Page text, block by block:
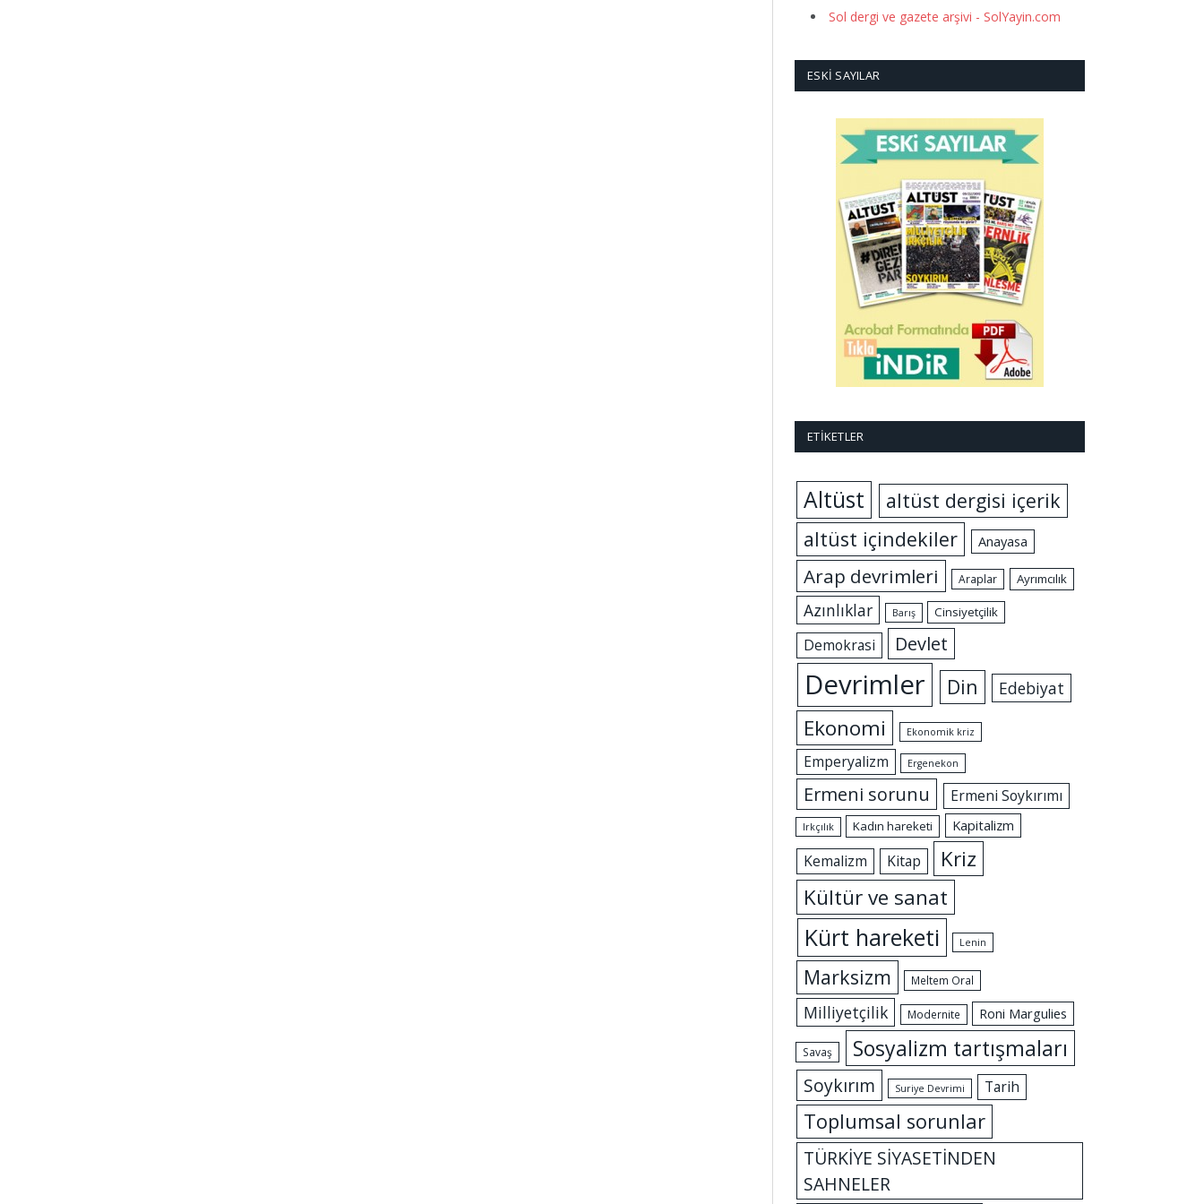
Sol dergi ve gazete arşivi - SolYayin.com
ESKI SAYILAR
ETIKETLER
Altüst
altüst dergisi içerik
altüst içindekiler
Anayasa
Arap devrimleri Araplar Ayrımcılık
Azınlıklar Barış Cinsiyetçilik
Demokrasi Devlet
Devrimler Din Edebiyat
Ekonomi Ekonomik kriz
Emperyalizm Ergenekon
Ermeni sorunu Ermeni Soykırımı
Irkçılık Kadın hareketi Kapitalizm
Kemalizm Kitap
Kriz
Kültür ve sanat
Kürt hareketi Lenin
Marksizm Meltem Oral
Milliyetçilik Modernite Roni Margulies
Savaş Sosyalizm tartışmaları
Soykırım Suriye Devrimi Tarih
Toplumsal sorunlar
TÜRKİYE SİYASETİNDEN
SAHNELER